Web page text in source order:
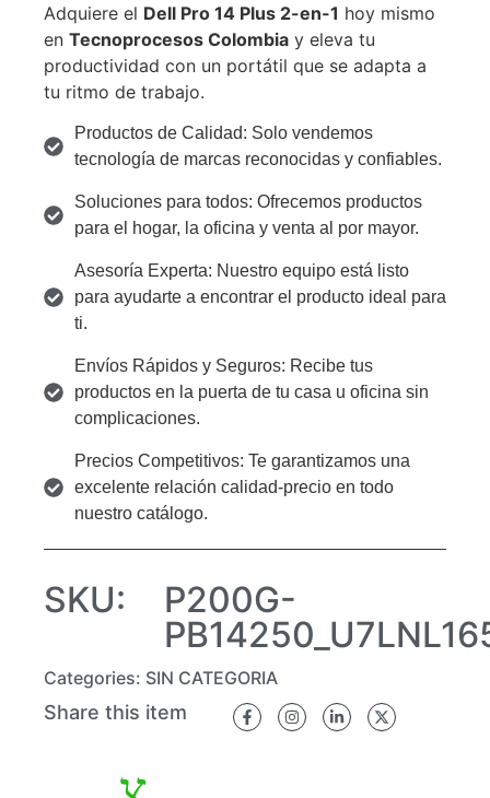
Adquiere el Dell Pro 14 Plus 2-en-1 hoy mismo
en Tecnoprocesos Colombia y eleva tu
productividad con un portátil que se adapta a
tu ritmo de trabajo.
Productos de Calidad: Solo vendemos
tecnología de marcas reconocidas y confiables.
Soluciones para todos: Ofrecemos productos
para el hogar, la oficina y venta al por mayor.
Asesoría Experta: Nuestro equipo está listo
para ayudarte a encontrar el producto ideal para
ti.
Envíos Rápidos y Seguros: Recibe tus
productos en la puerta de tu casa u oficina sin
complicaciones.
Precios Competitivos: Te garantizamos una
excelente relación calidad-precio en todo
nuestro catálogo.
SKU:
P200G-
Categories: SIN CATEGORIA
Share this item